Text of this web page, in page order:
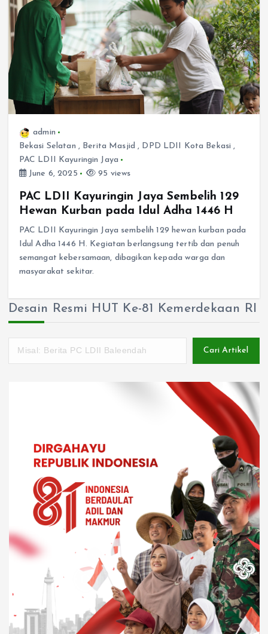
admin
Bekasi Selatan , Berita Masjid , DPD LDII Kota Bekasi ,
PAC LDII Kayuringin Jaya
June 6, 2025
95 views
PAC LDII Kayuringin Jaya Sembelih 129
Hewan Kurban pada Idul Adha 1446 H
PAC LDII Kayuringin Jaya sembelih 129 hewan kurban pada
Idul Adha 1446 H. Kegiatan berlangsung tertib dan penuh
semangat kebersamaan, dibagikan kepada warga dan
masyarakat sekitar.
Desain Resmi HUT Ke-81 Kemerdekaan RI
Cari Artikel